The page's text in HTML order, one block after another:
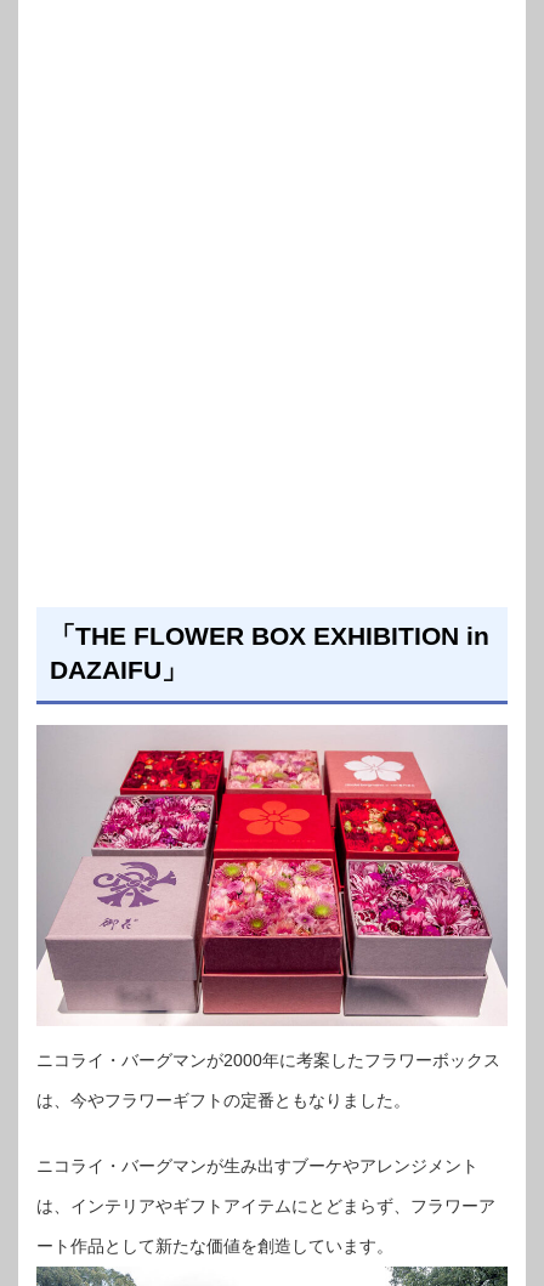
「THE FLOWER BOX EXHIBITION in
DAZAIFU」
ニコライ・バーグマンが2000年に考案したフラワーボックス
は、今やフラワーギフトの定番ともなりました。
ニコライ・バーグマンが生み出すブーケやアレンジメント
は、インテリアやギフトアイテムにとどまらず、フラワーア
ート作品として新たな価値を創造しています。